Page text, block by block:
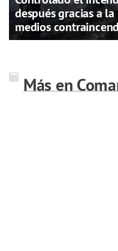
después gracias a
medios
Más en